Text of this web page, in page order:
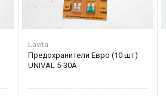
Lavita
Предохранители Евро (10 шт)
UNIVAL 5-30А